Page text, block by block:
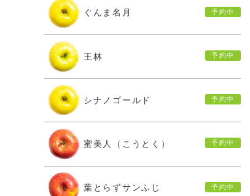
ぐんま名月
王林
シナノゴールド
蜜美人（こうとく）
葉とらずサンふじ